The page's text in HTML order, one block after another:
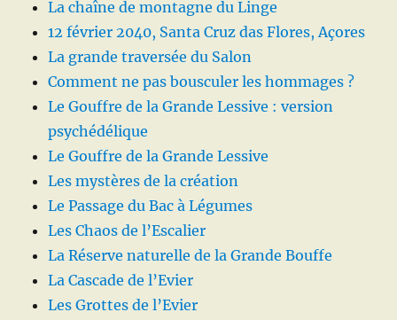
La chaîne de montagne du Linge
12 février 2040, Santa Cruz das Flores, Açores
La grande traversée du Salon
Comment ne pas bousculer les hommages ?
Le Gouffre de la Grande Lessive : version
psychédélique
Le Gouffre de la Grande Lessive
Les mystères de la création
Le Passage du Bac à Légumes
Les Chaos de l’Escalier
La Réserve naturelle de la Grande Bouffe
La Cascade de l’Evier
Les Grottes de l’Evier